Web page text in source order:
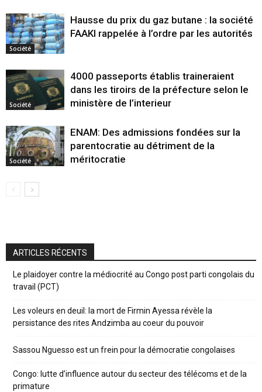
Société
Hausse du prix du gaz butane : la société
FAAKI rappelée à l’ordre par les autorités
Société
4000 passeports établis traineraient
dans les tiroirs de la préfecture selon le
ministère de l’interieur
Société
ENAM: Des admissions fondées sur la
parentocratie au détriment de la
méritocratie
ARTICLES RÉCENTS
Le plaidoyer contre la médiocrité au Congo post parti congolais du
travail (PCT)
Les voleurs en deuil: la mort de Firmin Ayessa révèle la
persistance des rites Andzimba au coeur du pouvoir
Sassou Nguesso est un frein pour la démocratie congolaises
Congo: lutte d’influence autour du secteur des télécoms et de la
primature